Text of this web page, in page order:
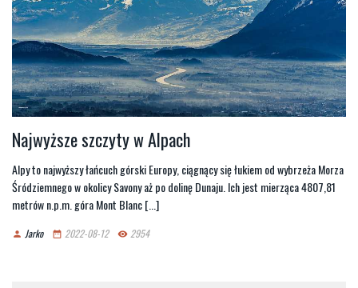
Najwyższe szczyty w Alpach
Alpy to najwyższy łańcuch górski Europy, ciągnący się łukiem od wybrzeża Morza
Śródziemnego w okolicy Savony aż po dolinę Dunaju. Ich jest mierząca 4807,81
metrów n.p.m. góra Mont Blanc [...]
person Jarko date_range 2022-08-12 remove_red_eye 2954